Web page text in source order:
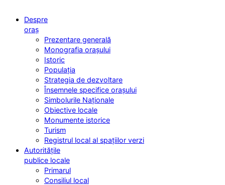
Despre
oraș
Prezentare generală
Monografia orașului
Istoric
Populația
Strategia de dezvoltare
Însemnele specifice orașului
Simbolurile Naționale
Obiective locale
Monumente istorice
Turism
Registrul local al spațiilor verzi
Autoritățile
publice locale
Primarul
Consiliul local